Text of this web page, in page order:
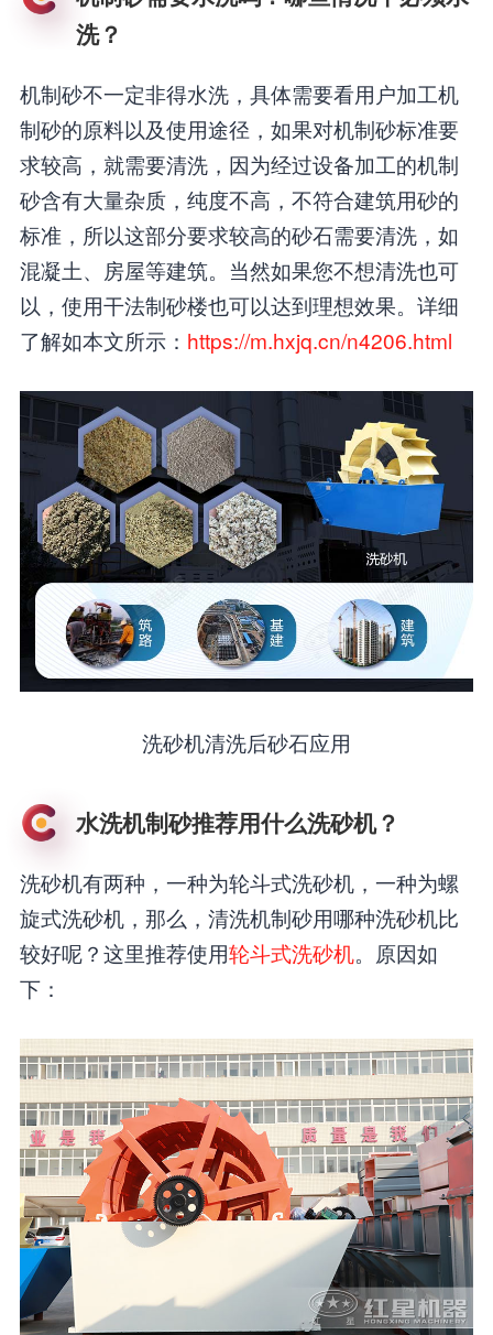
洗？
机制砂不一定非得水洗，具体需要看用户加工机
制砂的原料以及使用途径，如果对机制砂标准要
求较高，就需要清洗，因为经过设备加工的机制
砂含有大量杂质，纯度不高，不符合建筑用砂的
标准，所以这部分要求较高的砂石需要清洗，如
混凝土、房屋等建筑。当然如果您不想清洗也可
以，使用干法制砂楼也可以达到理想效果。详细
了解如本文所示： https://m.hxjq.cn/n4206.html
洗砂机清洗后砂石应用
水洗机制砂推荐用什么洗砂机？
洗砂机有两种，一种为轮斗式洗砂机，一种为螺
旋式洗砂机，那么，清洗机制砂用哪种洗砂机比
较好呢？这里推荐使用轮斗式洗砂机。原因如
下：